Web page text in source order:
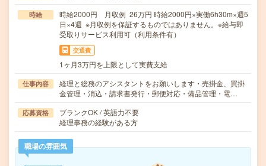
時給
時給2000円 月収例 26万円 時給2000円×実働6h30m×週5
日×4週 ※月収例を保証するものではありません。※給与即
受取りサービス利用可（利用条件有）
交通費
1ヶ月3万円を上限として実費支給
仕事内容
経理と総務のアシスタントをお願いします・売掛金、買掛
金管理・消込・請求書発行・郵便対応・備品管理・電…
応募資格
ブランクOK / 英語力不要
経理事務の経験がある方
職場の雰囲気